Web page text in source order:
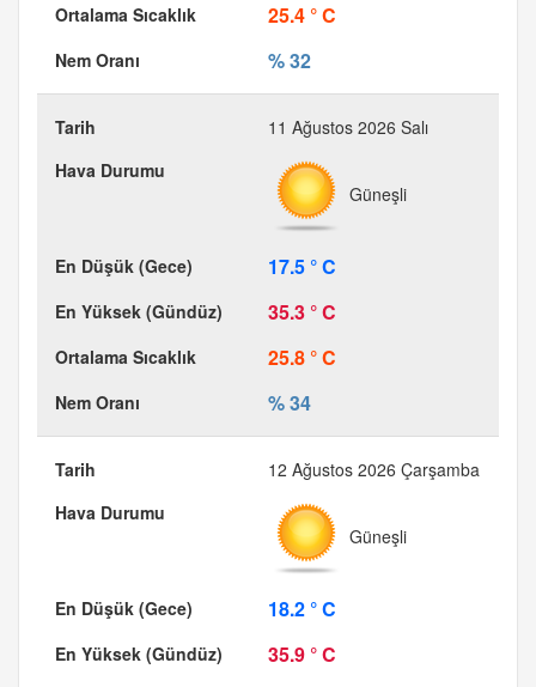
25.4 ° C
% 32
11 Ağustos 2026 Salı
Güneşli
17.5 ° C
35.3 ° C
25.8 ° C
% 34
12 Ağustos 2026 Çarşamba
Güneşli
18.2 ° C
35.9 ° C